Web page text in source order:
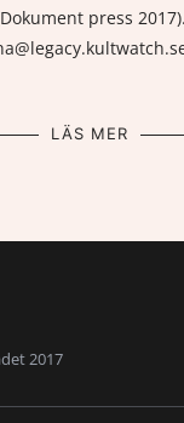
press
LÄS MER
2017